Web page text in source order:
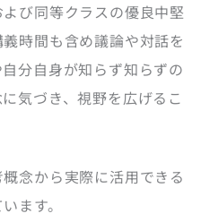
び同等クラスの優良中堅
時間も含め議論や対話を
分自身が知らず知らずの
気づき、視野を広げるこ
念から実際に活用できる
ます。